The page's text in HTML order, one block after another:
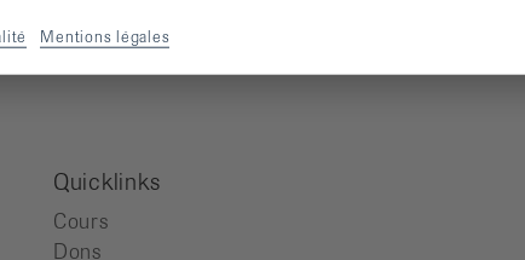
Quicklinks
Cours
Dons
Mentions légales